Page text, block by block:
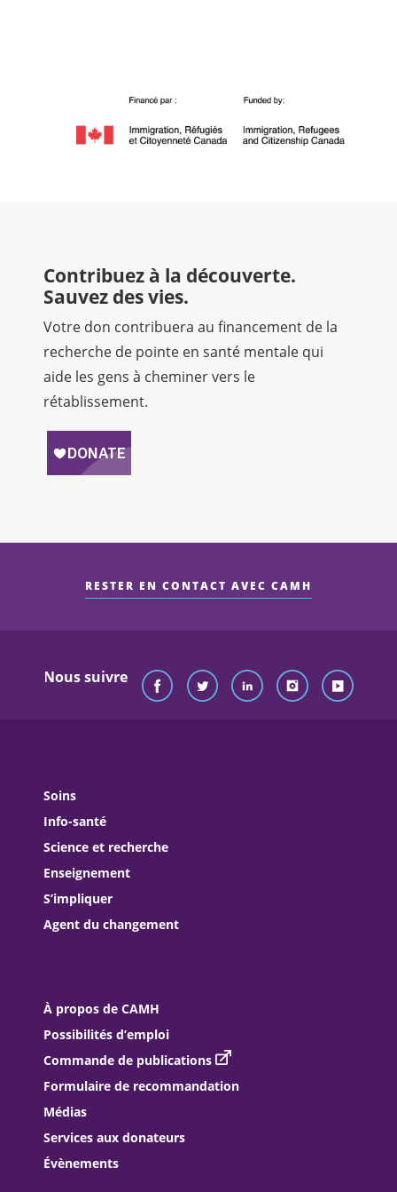
Contribuez à la découverte.
Sauvez des vies.
Votre don contribuera au financement de la
recherche de pointe en santé mentale qui
aide les gens à cheminer vers le
rétablissement.
RESTER EN CONTACT AVEC CAMH
Nous suivre
Soins
Info-santé
Science et recherche
Enseignement
S’impliquer
Agent du changement
À propos de CAMH
Possibilités d’emploi
Commande de publications
Formulaire de recommandation
Médias
Services aux donateurs
Évènements